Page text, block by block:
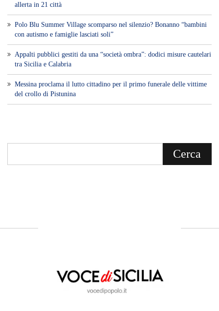
allerta in 21 città
Polo Blu Summer Village scomparso nel silenzio? Bonanno “bambini
con autismo e famiglie lasciati soli”
Appalti pubblici gestiti da una “società ombra”: dodici misure cautelari
tra Sicilia e Calabria
Messina proclama il lutto cittadino per il primo funerale delle vittime
del crollo di Pistunina